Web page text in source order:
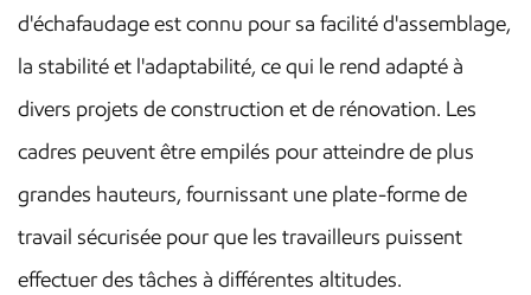
d'échafaudage est connu pour sa facilité d'assemblage,
la stabilité et l'adaptabilité, ce qui le rend adapté à
divers projets de construction et de rénovation. Les
cadres peuvent être empilés pour atteindre de plus
grandes hauteurs, fournissant une plate-forme de
travail sécurisée pour que les travailleurs puissent
effectuer des tâches à différentes altitudes.